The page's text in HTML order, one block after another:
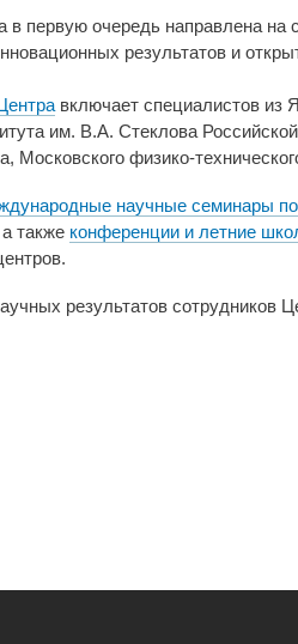
в первую очередь направлена
результатов и
включает специалистов из
им. В.А. Стеклова
физико-
научные семинары
также конференции и летние
результатов сотрудников